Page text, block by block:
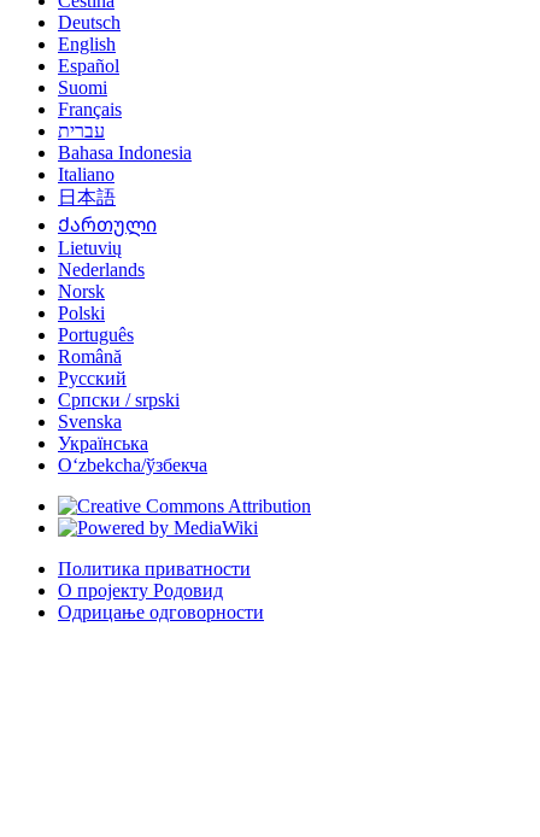
Deutsch
English
Español
Suomi
Français
עברית
Bahasa Indonesia
Italiano
日本語
Ქართული
Lietuvių
Nederlands
Norsk
Polski
Português
Română
Русский
Српски / srpski
Svenska
Українська
Oʻzbekcha/ўзбекча
Политика приватности
О пројекту Родовид
Одрицање одговорности